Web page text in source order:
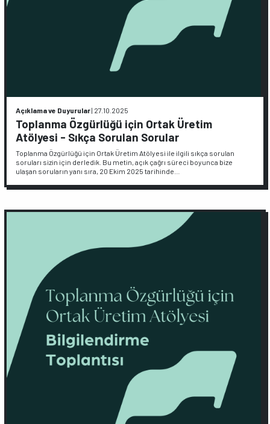
Açıklama ve Duyurular| 27.10.2025
Toplanma Özgürlüğü için Ortak Üretim
Atölyesi - Sıkça Sorulan Sorular
Toplanma Özgürlüğü için Ortak Üretim Atölyesi ile ilgili sıkça sorulan
soruları sizin için derledik. Bu metin, açık çağrı süreci boyunca bize
ulaşan soruların yanı sıra, 20 Ekim 2025 tarihinde…